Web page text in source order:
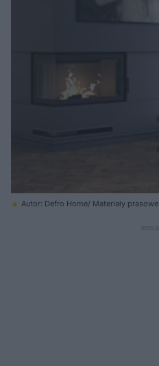
Autor: Defro Home/ Materiały prasowe